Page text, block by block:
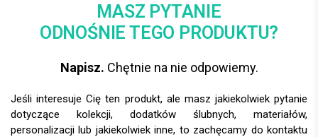
MASZ PYTANIE
ODNOŚNIE TEGO PRODUKTU?
Napisz. Chętnie na nie odpowiemy.
Jeśli interesuje Cię ten produkt, ale masz jakiekolwiek pytanie
dotyczące kolekcji, dodatków ślubnych, materiałów,
personalizacji lub jakiekolwiek inne, to zachęcamy do kontaktu